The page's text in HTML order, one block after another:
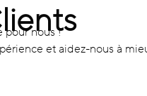
pour nous !
et aidez-nous à